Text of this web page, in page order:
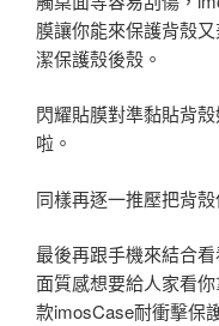
膜讓你能來保護背殼
潔保護殼後殼。
閃耀貼膜對準黏貼背
啦。
同樣再逐一推壓把背
最後再跟手機來結合
面質感想要給人家看
款imosCase耐衝擊保